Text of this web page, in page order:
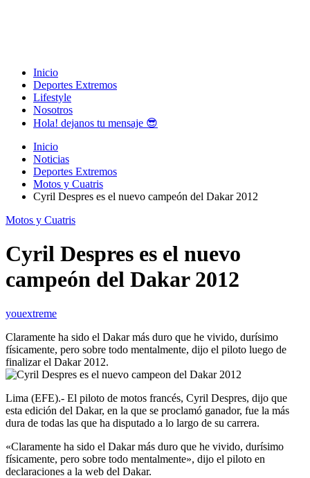
Inicio
Deportes Extremos
Lifestyle
Nosotros
Hola! dejanos tu mensaje 😎
Inicio
Noticias
Deportes Extremos
Motos y Cuatris
Cyril Despres es el nuevo campeón del Dakar 2012
Motos y Cuatris
Cyril Despres es el nuevo
campeón del Dakar 2012
youextreme
Claramente ha sido el Dakar más duro que he vivido, durísimo
físicamente, pero sobre todo mentalmente, dijo el piloto luego de
finalizar el Dakar 2012.
Lima (EFE).- El piloto de motos francés, Cyril Despres, dijo que
esta edición del Dakar, en la que se proclamó ganador, fue la más
dura de todas las que ha disputado a lo largo de su carrera.
«Claramente ha sido el Dakar más duro que he vivido, durísimo
físicamente, pero sobre todo mentalmente», dijo el piloto en
declaraciones a la web del Dakar.